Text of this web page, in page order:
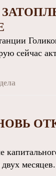
сейчас